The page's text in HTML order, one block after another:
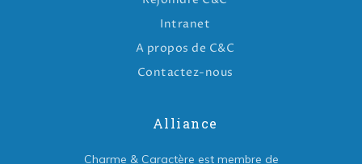
Intranet
A propos de C&C
Contactez-nous
Alliance
Charme & Caractère est membre de